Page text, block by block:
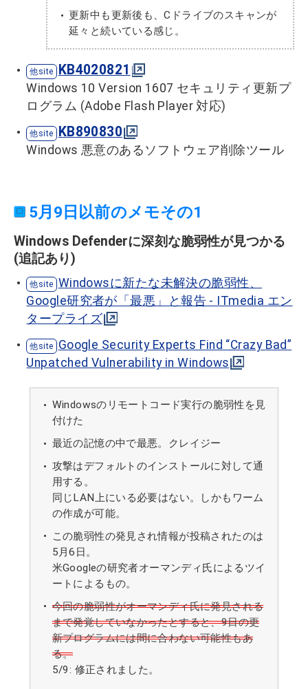
更新中も更新後も、Cドライブのスキャンが
延々と続いている感じ。
KB4020821
Windows 10 Version 1607 セキュリティ更新プ
ログラム (Adobe Flash Player 対応)
KB890830
Windows 悪意のあるソフトウェア削除ツール
5月9日以前のメモその1
Windows Defenderに深刻な脆弱性が見つかる
(追記あり)
Windowsに新たな未解決の脆弱性、
Google研究者が「最悪」と報告 - ITmedia エン
タープライズ
Google Security Experts Find “Crazy Bad”
Unpatched Vulnerability in Windows
Windowsのリモートコード実行の脆弱性を見
付けた
最近の記憶の中で最悪。クレイジー
攻撃はデフォルトのインストールに対して通
用する。
同じLAN上にいる必要はない。しかもワーム
の作成が可能。
この脆弱性の発見され情報が投稿されたのは
5月6日。
米Googleの研究者オーマンディ氏によるツイ
ートによるもの。
今回の脆弱性がオーマンディ氏に発見される
まで発覚していなかったとすると、9日の更
新プログラムには間に合わない可能性もあ
る。
5/9: 修正されました。